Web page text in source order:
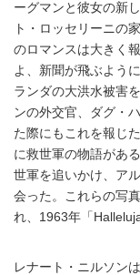
ーグマンと彼女の新
ト・ロッセリーニの
のロマンスは大きく
よ、新聞が飛ぶよう
ランダの大洪水被害
ンの外交官、ダグ・
た際にもこれを報じ
に救世軍の物語があ
世軍を追いかけ、ア
会った。これらの写
れ、1963年「
レナート・ニルソン